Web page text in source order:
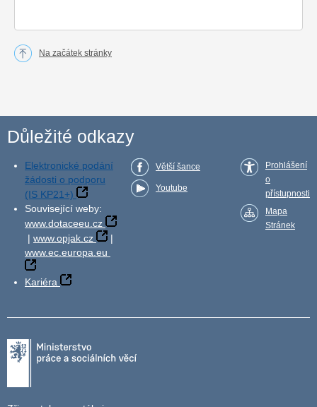
Na začátek stránky
Důležité odkazy
Elektronické podání
žádosti o podporu
(IS KP21+)
Související weby:
www.dotaceeu.cz
| www.opjak.cz
|
www.ec.europa.eu
Kariéra
Větší šance
Youtube
Prohlášení
o
přístupnosti
Mapa
Stránek